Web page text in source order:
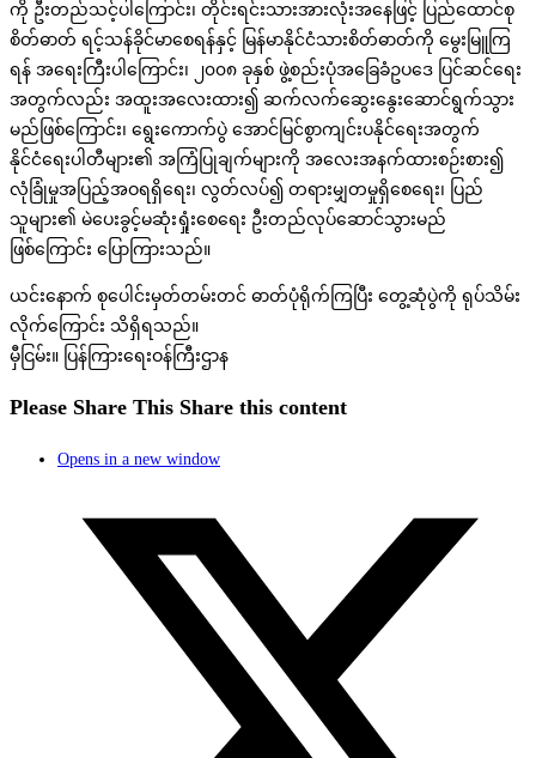
ကို ဦးတည်သင့်ပါကြောင်း၊ တိုင်းရင်းသားအားလုံးအနေဖြင့် ပြည်ထောင်စု
စိတ်ဓာတ် ရင့်သန်ခိုင်မာစေရန်နှင့် မြန်မာနိုင်ငံသားစိတ်ဓာတ်ကို မွေးမြူကြ
ရန် အရေးကြီးပါကြောင်း၊ ၂၀၀၈ ခုနှစ် ဖွဲ့စည်းပုံအခြေခံဥပဒေ ပြင်ဆင်ရေး
အတွက်လည်း အထူးအလေးထား၍ ဆက်လက်ဆွေးနွေးဆောင်ရွက်သွား
မည်ဖြစ်ကြောင်း၊ ရွေးကောက်ပွဲ အောင်မြင်စွာကျင်းပနိုင်ရေးအတွက်
နိုင်ငံရေးပါတီများ၏ အကြံပြုချက်များကို အလေးအနက်ထားစဉ်းစား၍
လုံခြုံမှုအပြည့်အဝရရှိရေး၊ လွတ်လပ်၍ တရားမျှတမှုရှိစေရေး၊ ပြည်
သူများ၏ မဲပေးခွင့်မဆုံးရှုံးစေရေး ဦးတည်လုပ်ဆောင်သွားမည်
ဖြစ်ကြောင်း ပြောကြားသည်။
ယင်းနောက် စုပေါင်းမှတ်တမ်းတင် ဓာတ်ပုံရိုက်ကြပြီး တွေ့ဆုံပွဲကို ရုပ်သိမ်း
လိုက်ကြောင်း သိရှိရသည်။
မှီငြမ်း။ ပြန်ကြားရေးဝန်ကြီးဌာန
Please Share This Share this content
Opens in a new window